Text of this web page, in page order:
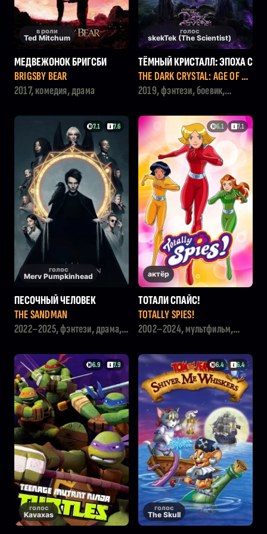
в роли
Ted Mitchum
МЕДВЕЖОНОК БРИГСБИ
BRIGSBY BEAR
2017, комедия, драма
голос
skekTek (The Scientist)
ТЁМНЫЙ КРИСТАЛЛ: ЭПОХА С
ОПРОТИВЛЕНИЯ
THE DARK CRYSTAL: AGE OF RE
SISTANCE
2019, фэнтези, боевик,
7.1 7.6
голос
Merv Pumpkinhead
ПЕСОЧНЫЙ ЧЕЛОВЕК
THE SANDMAN
2022–2025, фэнтези, драма,
6.1 7.1
актёр
ТОТАЛИ СПАЙС!
TOTALLY SPIES!
2002–2024, мультфильм,
6.9 7.9
голос
Kavaxas
6.4 6.4
голос
The Skull